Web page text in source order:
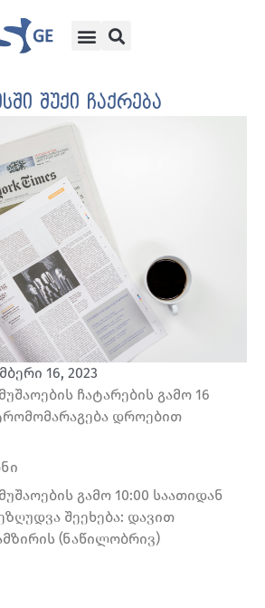
შუქი ჩაქრება
16, 2023
ჩატარების გამო 16
დროებით
გამო 10:00 საათიდან
შეეხება: დავით
(ნაწილობრივ)